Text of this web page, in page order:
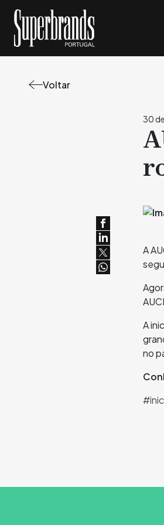
Voltar
30
A
A
no